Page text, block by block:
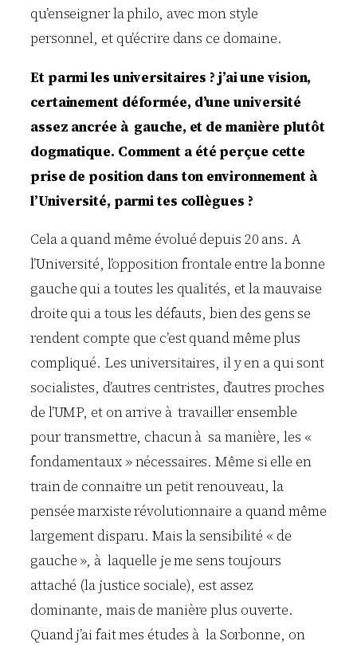
qu’enseigner la philo, avec mon style
personnel, et qu’écrire dans ce domaine.
Et parmi les universitaires ? j’ai une vision,
certainement déformée, d’une université
assez ancrée à gauche, et de manière plutôt
dogmatique. Comment a été perçue cette
prise de position dans ton environnement à
l’Université, parmi tes collègues ?
Cela a quand même évolué depuis 20 ans. A
l’Université, l’opposition frontale entre la bonne
gauche qui a toutes les qualités, et la mauvaise
droite qui a tous les défauts, bien des gens se
rendent compte que c’est quand même plus
compliqué. Les universitaires, il y en a qui sont
socialistes, d’autres centristes, d’autres proches
de l’UMP, et on arrive à travailler ensemble
pour transmettre, chacun à sa manière, les «
fondamentaux » nécessaires. Même si elle en
train de connaitre un petit renouveau, la
pensée marxiste révolutionnaire a quand même
largement disparu. Mais la sensibilité « de
gauche », à laquelle je me sens toujours
attaché (la justice sociale), est assez
dominante, mais de manière plus ouverte.
Quand j’ai fait mes études à la Sorbonne, on